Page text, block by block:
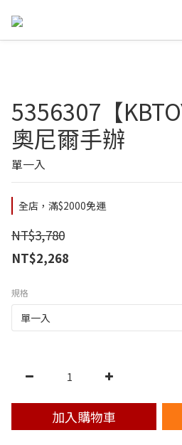
5356307【
奧尼爾手辦
單一入
全店，滿$2000免運
NT$3,780
NT$2,268
規格
加入購物車